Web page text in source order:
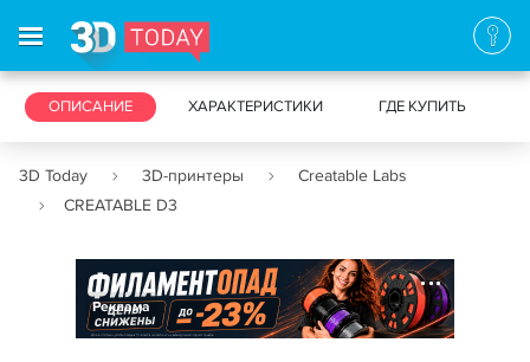
3D-ПРИНТЕРЫ 3D-СКАНЕРЫ
ОПИСАНИЕ ХАРАКТЕРИСТИКИ ГДЕ КУПИТЬ
3D Today 3D-принтеры
Creatable Labs
CREATABLE D3
Реклама